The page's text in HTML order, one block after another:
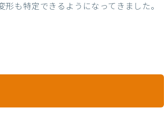
も特定できるようになってきました。